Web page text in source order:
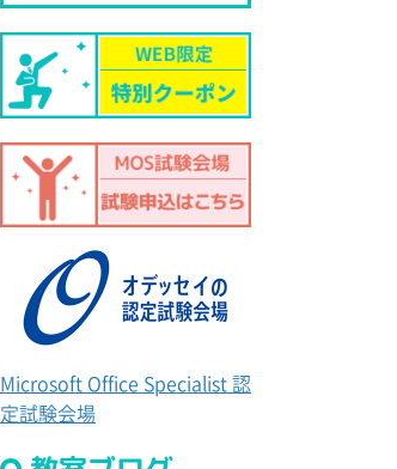
Microsoft Office Specialist 認
定試験会場